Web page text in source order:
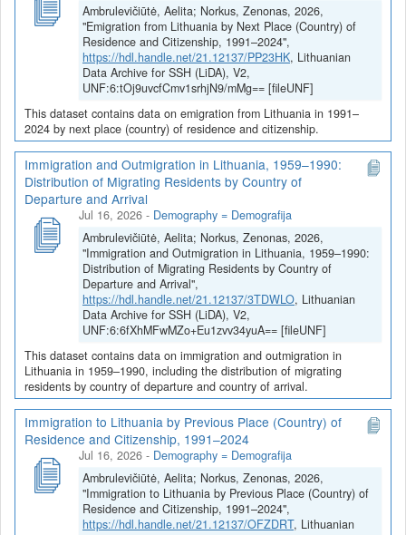
Ambrulevičiūtė, Aelita; Norkus, Zenonas, 2026,
"Emigration from Lithuania by Next Place (Country) of
Residence and Citizenship, 1991–2024",
https://hdl.handle.net/21.12137/PP23HK, Lithuanian
Data Archive for SSH (LiDA), V2,
UNF:6:tOj9uvcfCmv1srhjN9/mMg== [fileUNF]
This dataset contains data on emigration from Lithuania in 1991–
2024 by next place (country) of residence and citizenship.
Immigration and Outmigration in Lithuania, 1959–1990:
Distribution of Migrating Residents by Country of
Departure and Arrival
Jul 16, 2026 - Demography = Demografija
Ambrulevičiūtė, Aelita; Norkus, Zenonas, 2026,
"Immigration and Outmigration in Lithuania, 1959–1990:
Distribution of Migrating Residents by Country of
Departure and Arrival",
https://hdl.handle.net/21.12137/3TDWLO, Lithuanian
Data Archive for SSH (LiDA), V2,
UNF:6:6fXhMFwMZo+Eu1zvv34yuA== [fileUNF]
This dataset contains data on immigration and outmigration in
Lithuania in 1959–1990, including the distribution of migrating
residents by country of departure and country of arrival.
Immigration to Lithuania by Previous Place (Country) of
Residence and Citizenship, 1991–2024
Jul 16, 2026 - Demography = Demografija
Ambrulevičiūtė, Aelita; Norkus, Zenonas, 2026,
"Immigration to Lithuania by Previous Place (Country) of
Residence and Citizenship, 1991–2024",
https://hdl.handle.net/21.12137/OFZDRT, Lithuanian